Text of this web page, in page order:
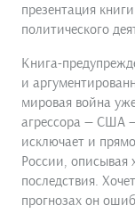
презентация
политического
Книга-
и
мировая война
агрессора — США
исключает и
России, описывая
последствия.
прогнозах он